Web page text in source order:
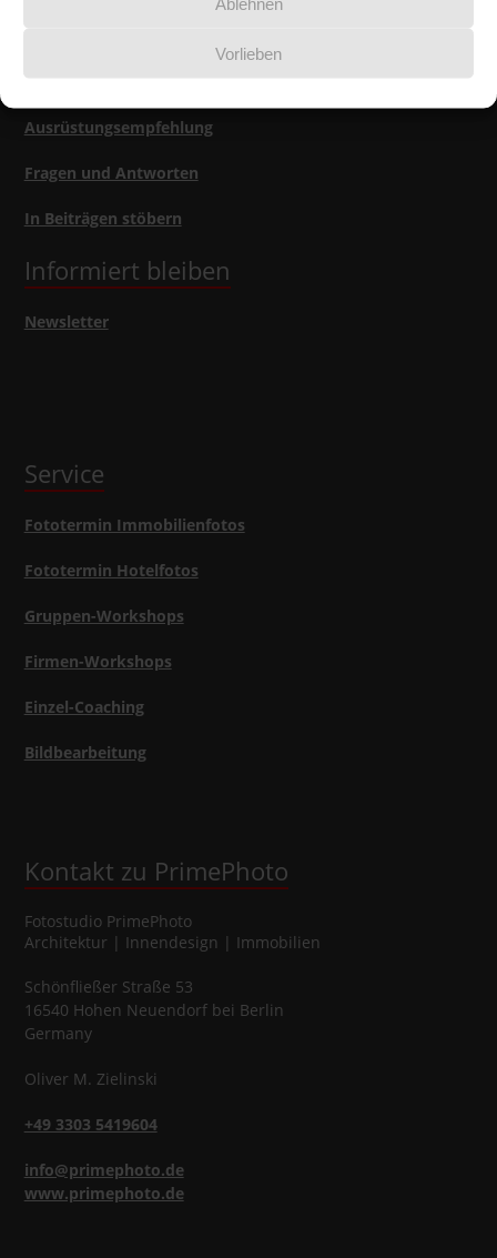
Vorlieben
Über uns
Referenzen
Ausrüstungsempfehlung
Fragen und Antworten
In Beiträgen stöbern
Informiert bleiben
Newsletter
Service
Fototermin Immobilienfotos
Fototermin Hotelfotos
Gruppen-Workshops
Firmen-Workshops
Einzel-Coaching
Bildbearbeitung
Kontakt zu PrimePhoto
Fotostudio PrimePhoto
Architektur | Innendesign | Immobilien
Schönfließer Straße 53
16540 Hohen Neuendorfbei Berlin
Germany
Oliver M. Zielinski
+49 3303 5419604
info@primephoto.de
www.primephoto.de